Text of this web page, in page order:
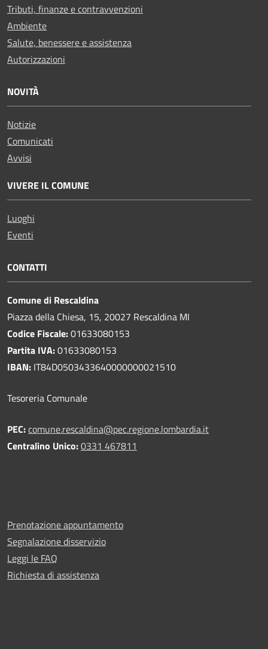
Tributi, finanze e contravvenzioni
Ambiente
Salute, benessere e assistenza
Autorizzazioni
NOVITÀ
Notizie
Comunicati
Avvisi
VIVERE IL COMUNE
Luoghi
Eventi
CONTATTI
Comune di Rescaldina
Piazza della Chiesa, 15, 20027 Rescaldina MI
Codice Fiscale:01633080153
Partita IVA:01633080153
IBAN: IT84D0503433640000000021510
Tesoreria Comunale
PEC:comune.rescaldina@pec.regione.lombardia.it
Centralino Unico:0331 467811
Prenotazione appuntamento
Segnalazione disservizio
Leggi le FAQ
Richiesta di assistenza